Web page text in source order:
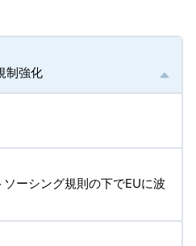
制強化
ーシング規則の下でEUに波